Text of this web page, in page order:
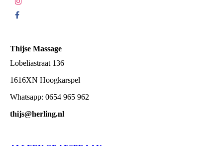
Thijse Massage
Lobeliastraat 136
1616XN Hoogkarspel
Whatsapp: 0654 965 962
thijs@herling.nl